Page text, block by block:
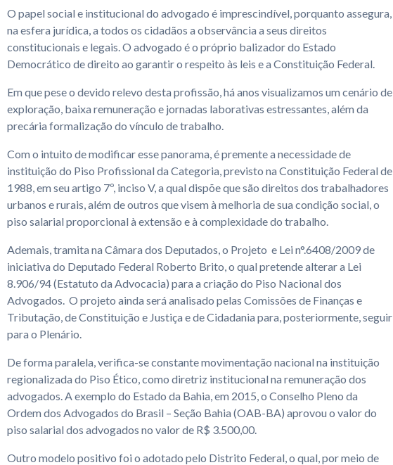
O papel social e institucional do advogado é imprescindível, porquanto assegura,
na esfera jurídica, a todos os cidadãos a observância a seus direitos
constitucionais e legais. O advogado é o próprio balizador do Estado
Democrático de direito ao garantir o respeito às leis e a Constituição Federal.
Em que pese o devido relevo desta profissão, há anos visualizamos um cenário de
exploração, baixa remuneração e jornadas laborativas estressantes, além da
precária formalização do vínculo de trabalho.
Com o intuito de modificar esse panorama, é premente a necessidade de
instituição do Piso Profissional da Categoria, previsto na Constituição Federal de
1988, em seu artigo 7º, inciso V, a qual dispõe que são direitos dos trabalhadores
urbanos e rurais, além de outros que visem à melhoria de sua condição social, o
piso salarial proporcional à extensão e à complexidade do trabalho.
Ademais, tramita na Câmara dos Deputados, o Projeto e Lei n°.6408/2009 de
iniciativa do Deputado Federal Roberto Brito, o qual pretende alterar a Lei
8.906/94 (Estatuto da Advocacia) para a criação do Piso Nacional dos
Advogados. O projeto ainda será analisado pelas Comissões de Finanças e
Tributação, de Constituição e Justiça e de Cidadania para, posteriormente, seguir
para o Plenário.
De forma paralela, verifica-se constante movimentação nacional na instituição
regionalizada do Piso Ético, como diretriz institucional na remuneração dos
advogados. A exemplo do Estado da Bahia, em 2015, o Conselho Pleno da
Ordem dos Advogados do Brasil – Seção Bahia (OAB-BA) aprovou o valor do
piso salarial dos advogados no valor de R$ 3.500,00.
Outro modelo positivo foi o adotado pelo Distrito Federal, o qual, por meio de